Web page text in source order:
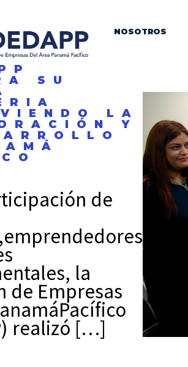
NOSOTROS
SU
LA
Y
de
la
de Empresas
realizó […]